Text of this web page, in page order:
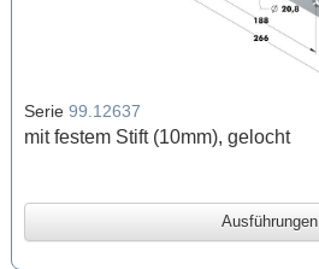
Serie 99.12637
mit festem Stift (10mm), gelocht
Ausführungen